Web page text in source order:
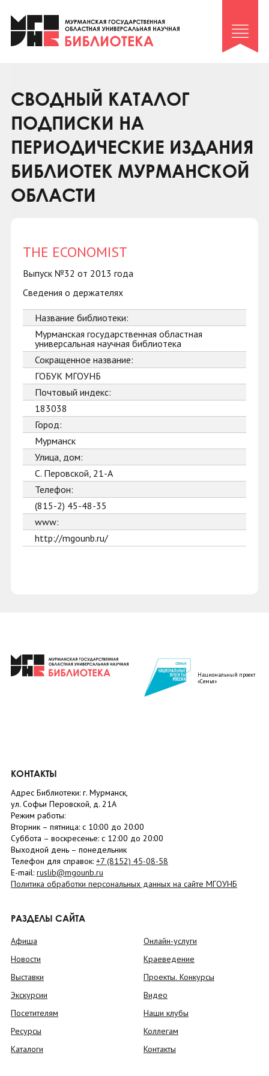
Клуб «Гиря и сельдерей»
Клуб «Семейный архив»
Коллегам
Контакты
СВОДНЫЙ КАТАЛОГ
ПОДПИСКИ НА
ПЕРИОДИЧЕСКИЕ ИЗДАНИЯ
БИБЛИОТЕК МУРМАНСКОЙ
ОБЛАСТИ
THE ECONOMIST
Выпуск №32 от 2013 года
Сведения о держателях
Название библиотеки:
Мурманская государственная областная
универсальная научная библиотека
Сокращенное название:
ГОБУК МГОУНБ
Почтовый индекс:
183038
Город:
Мурманск
Улица, дом:
С. Перовской, 21-А
Телефон:
(815-2) 45-48-35
www:
http://mgounb.ru/
Национальный проект
«Семья»
КОНТАКТЫ
Адрес Библиотеки: г. Мурманск,
ул. Софьи Перовской, д. 21А
Режим работы:
Вторник – пятница: с 10:00 до 20:00
Суббота – воскресенье: c 12:00 до 20:00
Выходной день – понедельник
Телефон для справок: +7 (8152) 45-08-58
E-mail: ruslib@mgounb.ru
Политика обработки персональных данных на сайте МГОУНБ
РАЗДЕЛЫ САЙТА
Афиша
Новости
Выставки
Экскурсии
Посетителям
Ресурсы
Каталоги
Онлайн-услуги
Краеведение
Проекты. Конкурсы
Видео
Наши клубы
Коллегам
Контакты